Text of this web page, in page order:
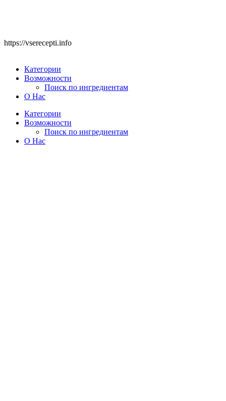
https://vserecepti.info
Категории
Возможности
Поиск по ингредиентам
О Нас
Категории
Возможности
Поиск по ингредиентам
О Нас